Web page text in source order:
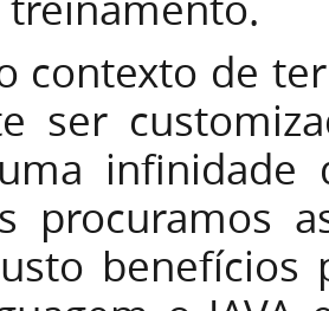
contexto de
ser
infinidade
procuramos
benefícios